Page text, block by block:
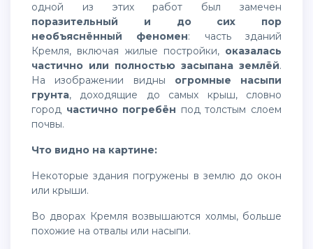
одной из этих работ был замечен
поразительный и до сих пор
необъяснённый феномен: часть зданий
Кремля, включая жилые постройки, оказалась
частично или полностью засыпана землёй.
На изображении видны огромные насыпи
грунта, доходящие до самых крыш, словно
город частично погребён под толстым слоем
почвы.
Что видно на картине:
Некоторые здания погружены в землю до окон
или крыши.
Во дворах Кремля возвышаются холмы, больше
похожие на отвалы или насыпи.